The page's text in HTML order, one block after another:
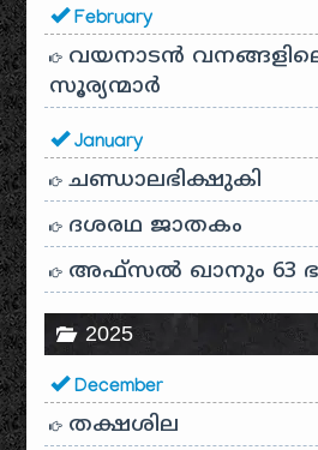
February
വയനാടൻ വനങ്ങളിലെ
സൂര്യന്മാർ
January
ചണ്ഡാലഭിക്ഷുകി
ദശരഥ ജാതകം
അഫ്സൽ ഖാനും 63
2025
December
തക്ഷശില